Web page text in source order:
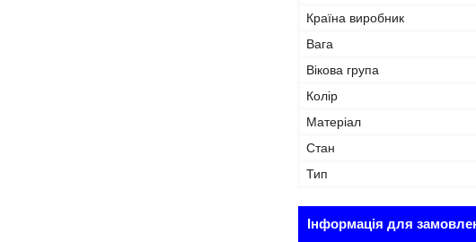
Країна виробник
Вага
Вікова група
Колір
Матеріал
Стан
Тип
Інформація для